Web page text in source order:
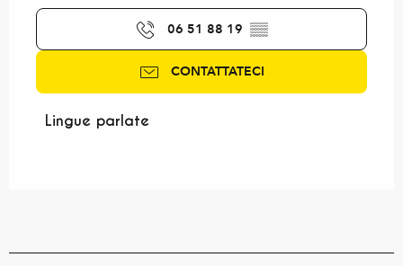
06 51 88 19 ▒▒
CONTATTATECI
Lingue parlate
Lingue parlate